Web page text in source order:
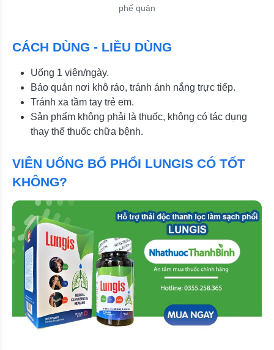
phế quản
CÁCH DÙNG - LIỀU DÙNG
Uống 1 viên/ngày.
Bảo quản nơi khô ráo, tránh ánh nắng trực tiếp.
Tránh xa tầm tay trẻ em.
Sản phẩm không phải là thuốc, không có tác dụng
thay thế thuốc chữa bệnh.
VIÊN UỐNG BỔ PHỔI LUNGIS CÓ TỐT
KHÔNG?